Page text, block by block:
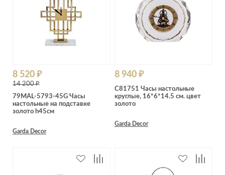
8 520 ₽
14 200 ₽
79MAL-5793-45G Часы
настольные на подставке
золото h45см
Garda Decor
8 940 ₽
C81751 Часы настольные
круглые, 16*6*14.5 см. цвет
золото
Garda Decor